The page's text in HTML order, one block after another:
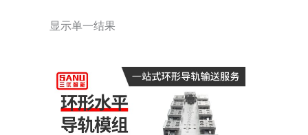
显示单一结果